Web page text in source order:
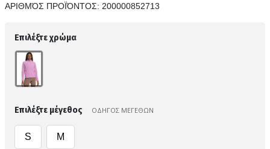
ΑΡΙΘΜΌΣ ΠΡΟΪΌΝΤΟΣ: 200000852713
Επιλέξτε χρώμα
Επιλέξτε μέγεθος ΟΔΗΓΟΣ ΜΕΓΕΘΩΝ
S M